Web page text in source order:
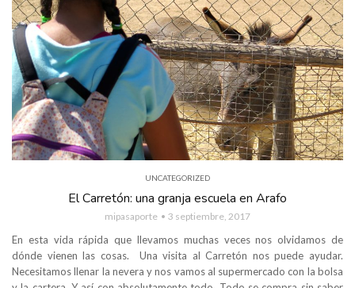
UNCATEGORIZED
El Carretón: una granja escuela en Arafo
mipasaporte 3 septiembre, 2017
En esta vida rápida que llevamos muchas veces nos olvidamos de
dónde vienen las cosas. Una visita al Carretón nos puede ayudar.
Necesitamos llenar la nevera y nos vamos al supermercado con la bolsa